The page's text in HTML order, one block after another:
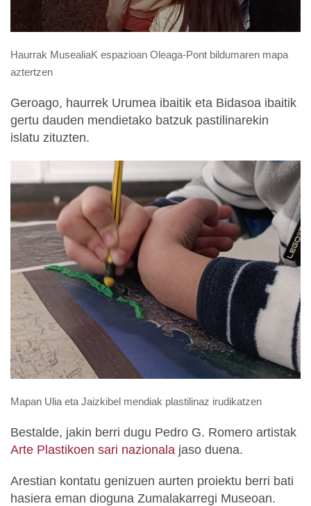
Haurrak MusealiaK espazioan Oleaga-Pont bildumaren mapa
aztertzen
Geroago, haurrek Urumea ibaitik eta Bidasoa ibaitik
gertu dauden mendietako batzuk pastilinarekin
islatu zituzten.
Mapan Ulia eta Jaizkibel mendiak plastilinaz irudikatzen
Bestalde, jakin berri dugu Pedro G. Romero artistak
Arte Plastikoen sari nazionala jaso duena.
Arestian kontatu genizuen aurten proiektu berri bati
hasiera eman dioguna Zumalakarregi Museoan.